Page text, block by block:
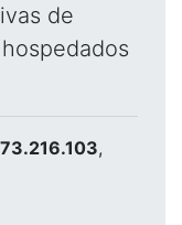
de
,